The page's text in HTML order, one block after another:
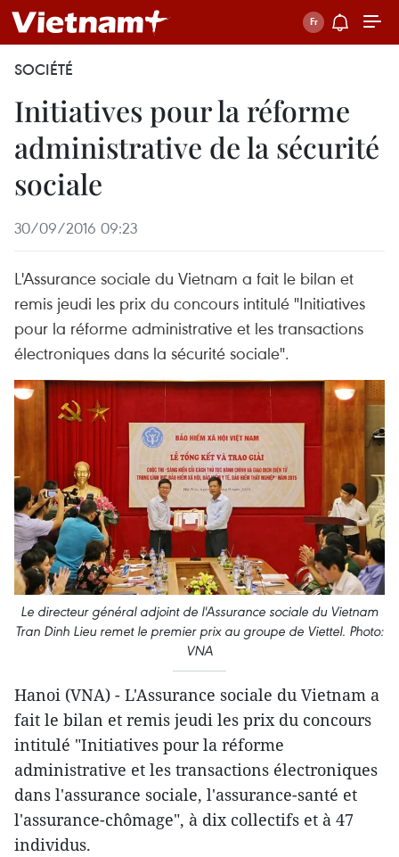
SOCIÉTÉ
Initiatives pour la réforme
administrative de la sécurité
sociale
30/09/2016 09:23
L'Assurance sociale du Vietnam a fait le bilan et
remis jeudi les prix du concours intitulé "Initiatives
pour la réforme administrative et les transactions
électroniques dans la sécurité sociale".
Le directeur général adjoint de l'Assurance sociale du Vietnam
Tran Dinh Lieu remet le premier prix au groupe de Viettel. Photo:
VNA
Hanoi (VNA) - L'Assurance sociale du Vietnam a
fait le bilan et remis jeudi les prix du concours
intitulé "Initiatives pour la réforme
administrative et les transactions électroniques
dans l'assurance sociale, l'assurance-santé et
l'assurance-chômage", à dix collectifs et à 47
individus.